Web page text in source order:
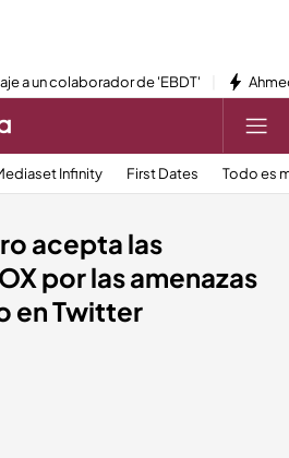
a un colaborador de 'EBDT'
Infinity First Dates Todo es
acepta las
por las amenazas
en Twitter